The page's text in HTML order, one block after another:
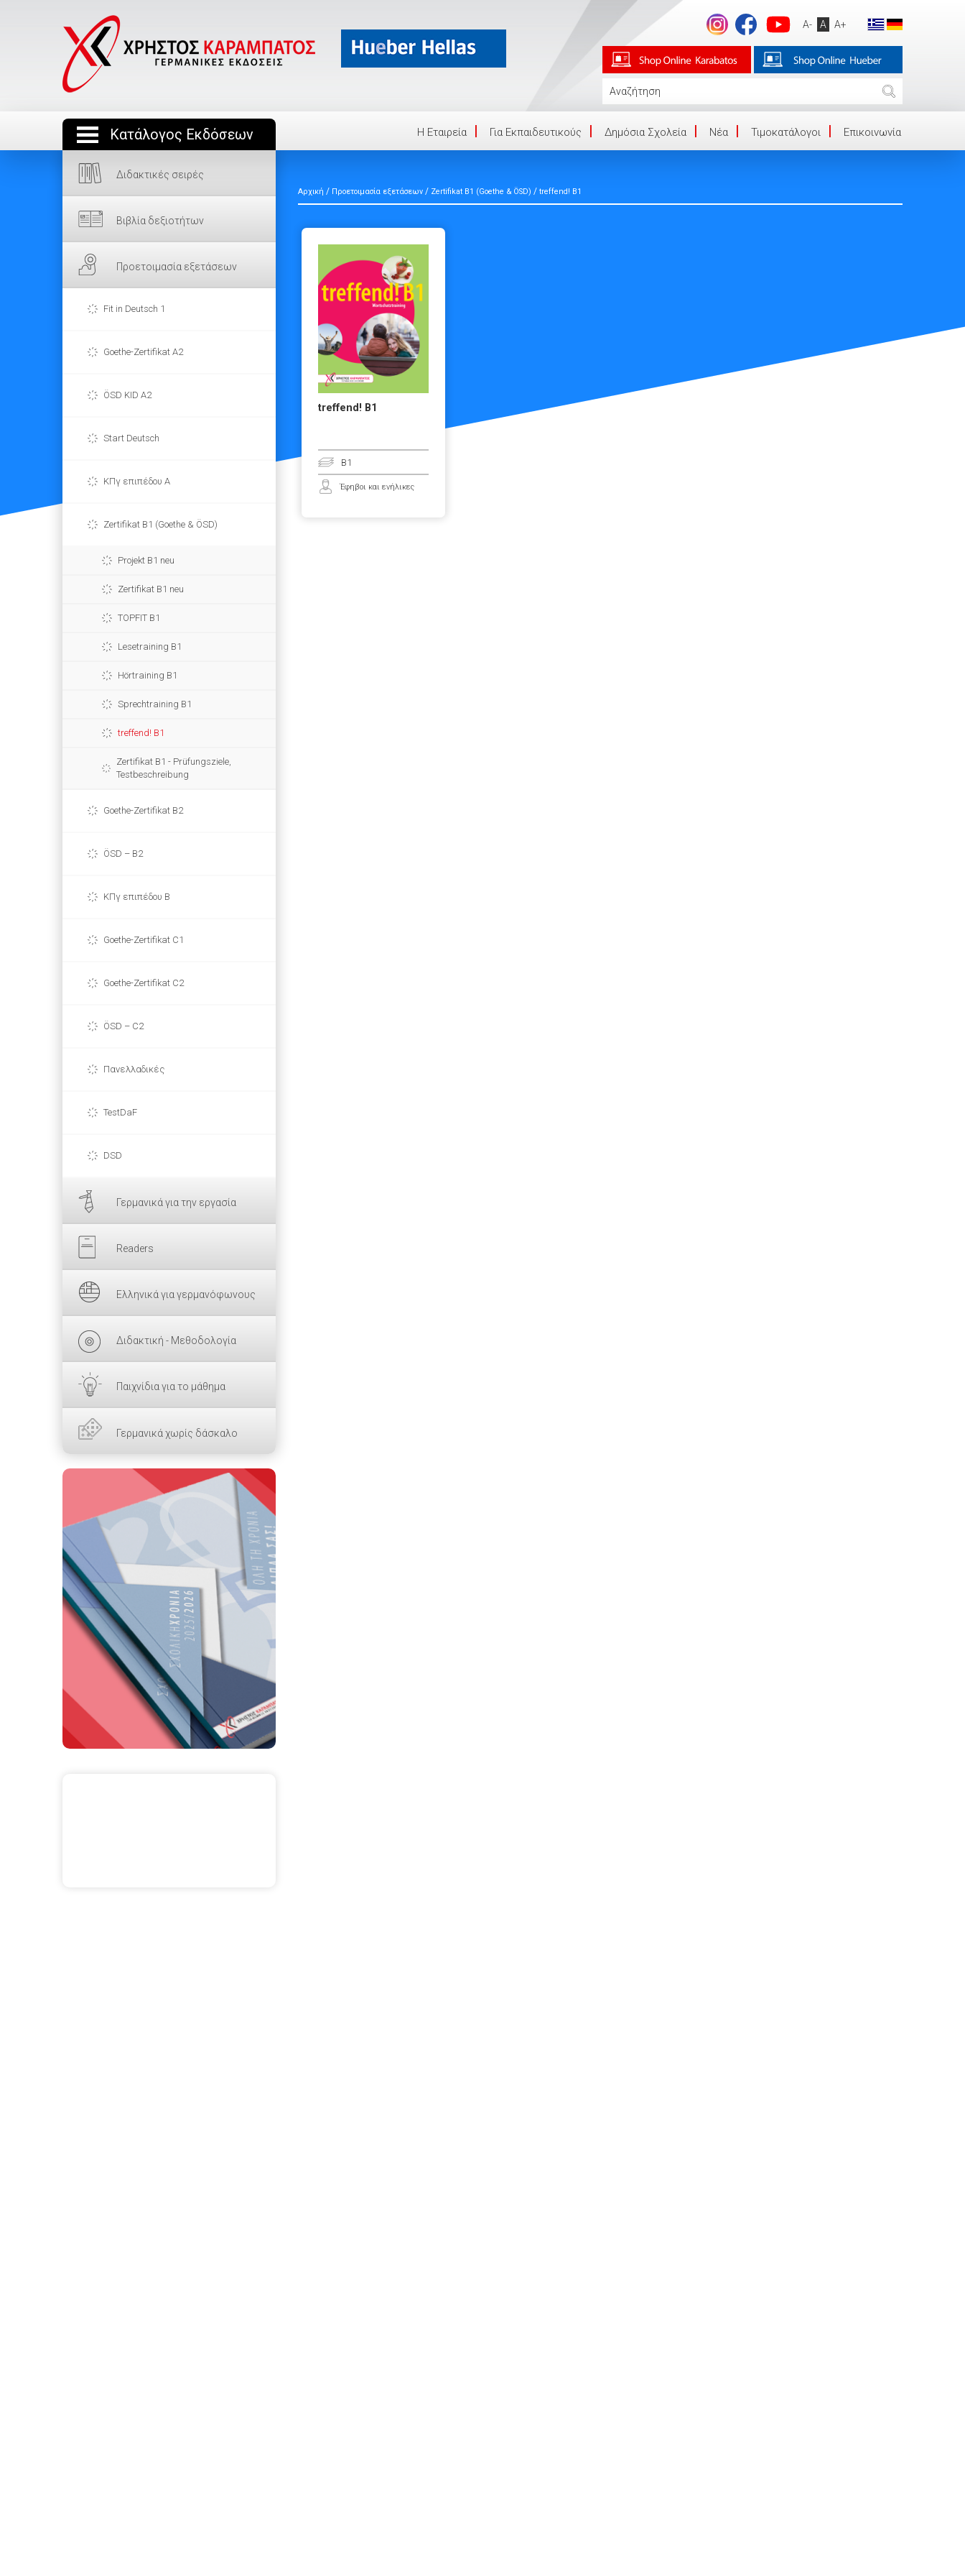
A- A A+
Κατάλογος Εκδόσεων Η Eταιρεία Για Εκπαιδευτικούς Δημόσια Σχολεία Νέα Τιμοκατάλογοι Επικοινωνία
Διδακτικές σειρές
Βιβλία δεξιοτήτων
Προετοιμασία εξετάσεων
Fit in Deutsch 1
Goethe-Zertifikat A2
ÖSD KID A2
Start Deutsch
ΚΠγ επιπέδου Α
Zertifikat B1 (Goethe & ÖSD)
Projekt B1 neu
Zertifikat B1 neu
TOPFIT B1
Lesetraining B1
Hörtraining B1
Sprechtraining B1
treffend! B1
Zertifikat B1 - Prüfungsziele,
Testbeschreibung
Goethe-Zertifikat B2
ÖSD – B2
ΚΠγ επιπέδου Β
Goethe-Zertifikat C1
Goethe-Zertifikat C2
ÖSD – C2
Πανελλαδικές
TestDaF
DSD
Γερμανικά για την εργασία
Readers
Ελληνικά για γερμανόφωνους
Διδακτική - Μεθοδολογία
Παιχνίδια για το μάθημα
Γερμανικά χωρίς δάσκαλο
Αρχική / Προετοιμασία εξετάσεων / Zertifikat B1 (Goethe & ÖSD) / treffend! B1
treffend! B1
B1
Έφηβοι και ενήλικες